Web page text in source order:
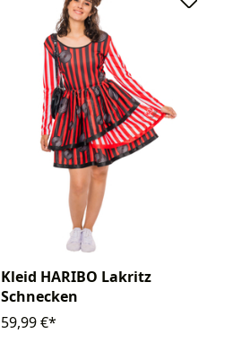
Kleid HARIBO Lakritz
Schnecken
59,99 €*